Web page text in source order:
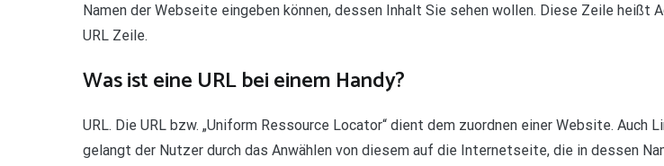
Namen der Webseite eingeben können, dessen Inhalt Sie sehen wollen. Diese Zeile heißt
URL Zeile.
Was ist eine URL bei einem Handy?
URL. Die URL bzw. „Uniform Ressource Locator“ dient dem zuordnen einer Website. Auch
gelangt der Nutzer durch das Anwählen von diesem auf die Internetseite, die in dessen